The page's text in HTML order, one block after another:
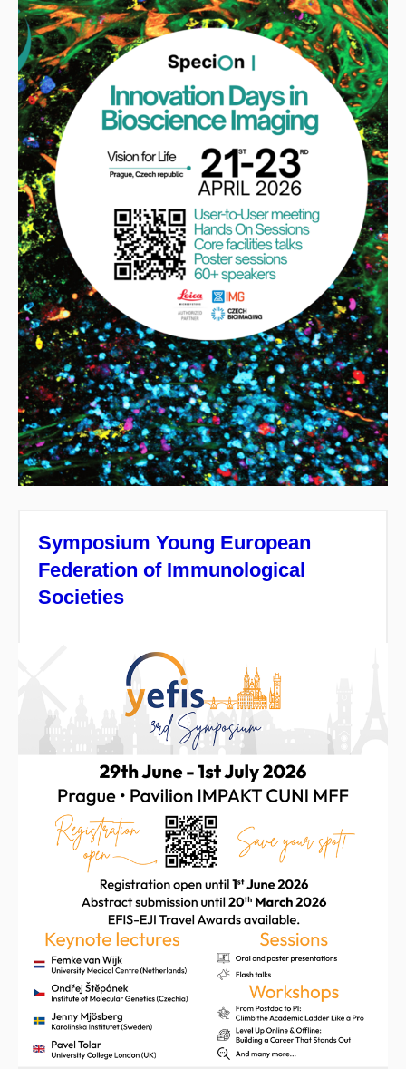
Symposium Young European
Federation of Immunological
Societies